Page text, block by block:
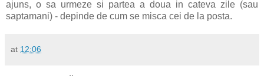
ajuns, o sa urmeze si partea a doua in cateva zile (sau
saptamani) - depinde de cum se misca cei de la posta.
at 12:06